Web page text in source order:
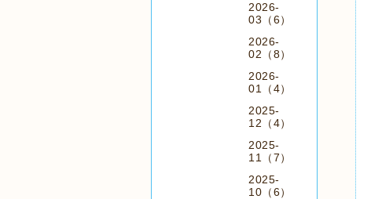
2026-
03（6）
2026-
02（8）
2026-
01（4）
2025-
12（4）
2025-
11（7）
2025-
10（6）